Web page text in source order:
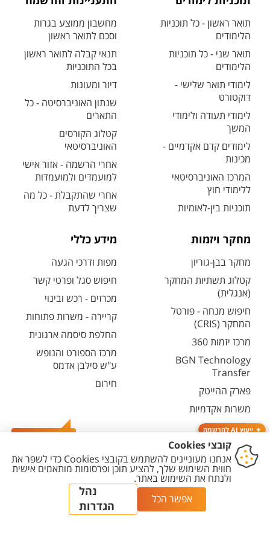
ייעוץ AI להרשמה
תואר ראשון - כל תוכניות
הלימודים
תואר שני - כל תוכניות
הלימודים
לימודי תואר שלישי -
דוקטורט
לימודי תעודה ולימודי
המשך
לימודים קדם אקדמיים -
מכינות
המרכז האוניברסיטאי
ללימודי חוץ
תוכניות בין-לאומיות
מחשבון ממוצע בגרות
וסכם לתואר ראשון
תנאי קבלה לתואר ראשון
בכל התוכניות
דיור ומעונות
שנתון האוניברסיטה - כל
התארים
קטלוג הקורסים
האוניברסיטאי
אחרי הרשמה - אזור אישי
למועמדים ולמועמדות
אחרי שהתקבלת - כל מה
שצריך לדעת
מחקר ויזמות
מחקר בבן-גוריון
קטלוג תשתיות המחקר
(אנגלית)
חיפוש מנחה - פורטל
המחקר (CRIS)
מרכז יזמות 360
BGN Technology
Transfer
פארק ההייטק
משרות אקדמיות
מידע כללי
מפות ודרכי הגעה
חיפוש סגל ופרטי קשר
מכרזים - רכש ובינוי
קריירה - משרות פתוחות
החלפת סיסמה ארגונית
מרכז הספורט והנופש
ע"ש סילבן אדמס
חירום
נגישות
מדיניות
מדיניות עריכת
תוכן